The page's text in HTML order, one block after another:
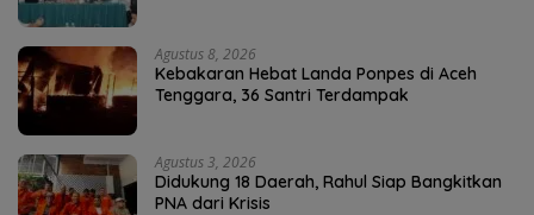
Agustus 8, 2026
Kebakaran Hebat Landa Ponpes di Aceh
Tenggara, 36 Santri Terdampak
Agustus 3, 2026
Didukung 18 Daerah, Rahul Siap Bangkitkan
PNA dari Krisis